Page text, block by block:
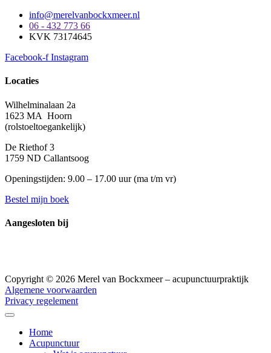
info@merelvanbockxmeer.nl
06 - 432 773 66
KVK 73174645
Facebook-f Instagram
Locaties
Wilhelminalaan 2a
1623 MA Hoorn
(rolstoeltoegankelijk)
De Riethof 3
1759 ND Callantsoog
Openingstijden: 9.00 – 17.00 uur (ma t/m vr)
Bestel mijn boek
Aangesloten bij
Copyright © 2026 Merel van Bockxmeer – acupunctuurpraktijk
Algemene voorwaarden
Privacy regelement
Home
Acupunctuur